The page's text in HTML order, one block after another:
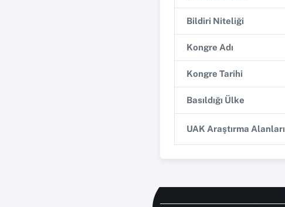
Bildiri Niteliği
Kongre Adı
Kongre Tarihi
Basıldığı Ülke
UAK Araştırma Alanları